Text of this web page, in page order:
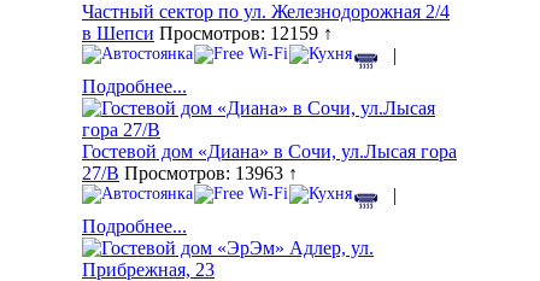
Частный сектор по ул. Железнодорожная 2/4
в Шепси Просмотров: 12159 ↑
|
Подробнее...
Гостевой дом «Диана» в Сочи, ул.Лысая гора
27/В Просмотров: 13963 ↑
|
Подробнее...